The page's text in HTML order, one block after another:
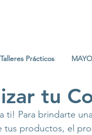
Talleres Prácticos
tu
ti! Para brindarte
tus productos, el